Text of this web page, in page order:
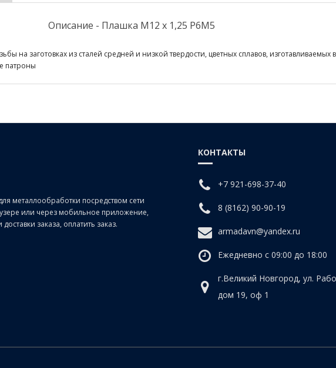
Описание - Плашка М12 х 1,25 Р6М5
на заготовках из сталей средней и низкой твердости, цветных сплавов,
патроны
металлообработки посредством сети
или через мобильное приложение,
заказа, оплатить заказ.
КОНТАКТЫ
+7 921-698-37-40
8 (8162) 90-90-19
armadavn@yandex.ru
Ежедневно с 09:00 до 18:00
г.Великий Новгород, ул.
дом 19, оф 1